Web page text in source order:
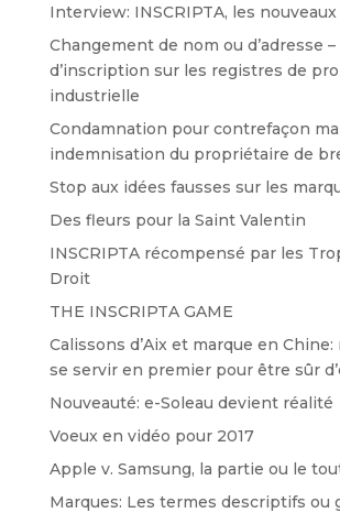
Interview: INSCRIPTA, les
Changement de nom ou d’adresse
d’inscription sur les registres de
industrielle
Condamnation pour contrefaçon
indemnisation du propriétaire de
Stop aux idées fausses sur les
Des fleurs pour la Saint Valentin
INSCRIPTA récompensé par les
Droit
THE INSCRIPTA GAME
Calissons d’Aix et marque en
se servir en premier pour être sûr
Nouveauté: e-Soleau devient réalité
Voeux en vidéo pour 2017
Apple v. Samsung, la partie ou le
Marques: Les termes descriptifs ou